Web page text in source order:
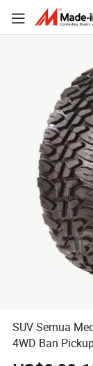
SUV Semua
4WD Ban
33X12.50r17